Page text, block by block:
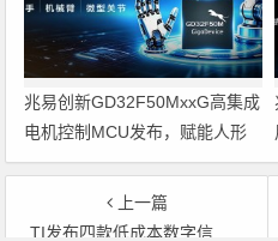
兆易创新GD32F50MxxG高集成
电机控制MCU发布，赋能人形
机器人关节驱动革新
上一篇
TI发布四款低成本数字信号控制器，均具备32位DSP